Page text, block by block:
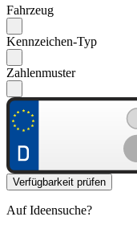
Fahrzeug
Kennzeichen-Typ
Zahlenmuster
Verfügbarkeit prüfen
Auf Ideensuche?